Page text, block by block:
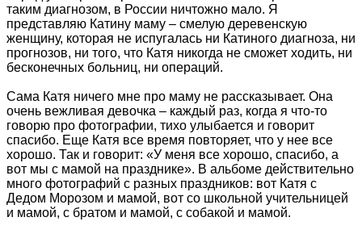
таким диагнозом, в России ничтожно мало. Я
представляю Катину маму – смелую деревенскую
женщину, которая не испугалась ни Катиного диагноза, ни
прогнозов, ни того, что Катя никогда не сможет ходить, ни
бесконечных больниц, ни операций.
Сама Катя ничего мне про маму не рассказывает. Она
очень вежливая девочка – каждый раз, когда я что-то
говорю про фотографии, тихо улыбается и говорит
спасибо. Еще Катя все время повторяет, что у нее все
хорошо. Так и говорит: «У меня все хорошо, спасибо, а
вот мы с мамой на празднике». В альбоме действительно
много фотографий с разных праздников: вот Катя с
Дедом Морозом и мамой, вот со школьной учительницей
и мамой, с братом и мамой, с собакой и мамой.